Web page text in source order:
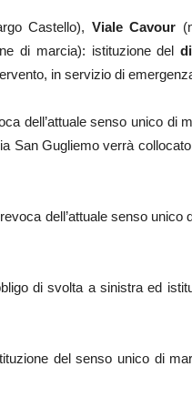
Castello), Viale Cavour
di marcia): istituzione del
in servizio di
dell’attuale senso unico di
San Gugliemo verrà
dell’attuale senso unico
di svolta a sinistra ed
del senso unico di